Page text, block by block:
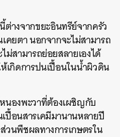
ต่างจากขยะอินทรีย์จากครัว
คยตา นอกจากจะไม่สามารถ
ม่สามารถย่อยสลายเองได้
เกิดการปนเปื้อนในน้ำผิวดิน
นองพะวาที่ต้องเผชิญกับ
ปื้อนสารเคมีมานานหลายปี
วนพืชผลทางการเกษตรใน